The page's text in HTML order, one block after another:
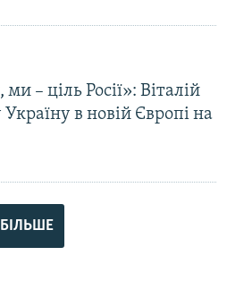
– ціль Росії»: Віталій
в новій Європі на
БІЛЬШЕ